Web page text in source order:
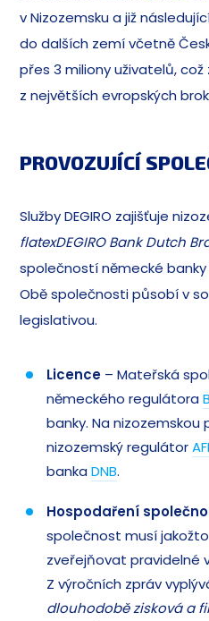
v Nizozemsku a již
do dalších zemí včetně
přes 3 miliony uživatelů,
z největších evropských
PROVOZUJÍCÍ
Služby DEGIRO zajišťuje
flatexDEGIRO Bank Dutch
společností německé banky
Obě společnosti působí v
legislativou.
Licence – Mateřská
německého regulátora
banky. Na nizozemskou
nizozemský regulátor
bankaDNB.
Hospodaření
společnost musí
zveřejňovat pravidelné
Z výročních zpráv
dlouhodobě zisková a